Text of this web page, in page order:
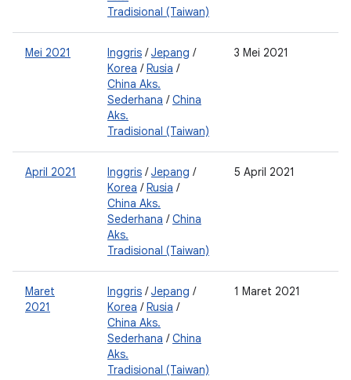
Tradisional (Taiwan)
Mei 2021 Inggris /Jepang /
Korea /Rusia /
China Aks.
Sederhana /China
Aks.
Tradisional (Taiwan)
3 Mei 2021
April 2021 Inggris /Jepang /
Korea /Rusia /
China Aks.
Sederhana /China
Aks.
Tradisional (Taiwan)
5 April 2021
Maret
2021
Inggris /Jepang /
Korea /Rusia /
China Aks.
Sederhana /China
Aks.
Tradisional (Taiwan)
1 Maret 2021